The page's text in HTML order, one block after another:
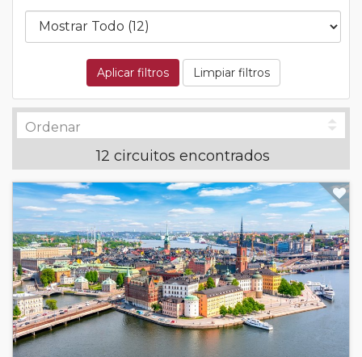
Aplicar filtros Limpiar filtros
12 circuitos encontrados